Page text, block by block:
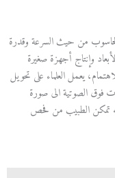
من حيث السرعة وقدرة
وإنتاج أجهزة صغيرة
يعمل العلماء على تحويل
فوق الصوتية الى صورة
تمكن الطبيب من فحص